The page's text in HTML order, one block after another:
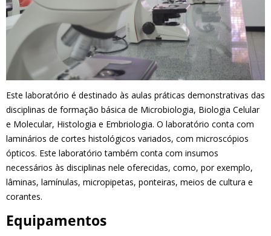
Este laboratório é destinado às aulas práticas demonstrativas das
disciplinas de formação básica de Microbiologia, Biologia Celular
e Molecular, Histologia e Embriologia. O laboratório conta com
laminários de cortes histológicos variados, com microscópios
ópticos. Este laboratório também conta com insumos
necessários às disciplinas nele oferecidas, como, por exemplo,
lâminas, lamínulas, micropipetas, ponteiras, meios de cultura e
corantes.
Equipamentos